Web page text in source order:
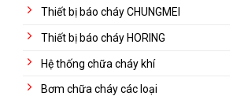
Thiết bị báo cháy CHUNGMEI
Thiết bị báo cháy HORING
Hệ thống chữa cháy khí
Bơm chữa cháy các loại